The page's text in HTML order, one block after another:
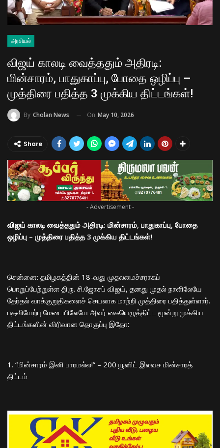
அரசியல்
விஜய் காலடி வைத்ததும் அதிரடி:
மின்சாரம், பாதுகாப்பு, போதை ஒழிப்பு –
முத்திரை பதித்த 3 முக்கிய திட்டங்கள்!
By Cholan News On May 10, 2026
Share
- Advertisement -
விஜய் காலடி வைத்ததும் அதிரடி: மின்சாரம், பாதுகாப்பு, போதை
ஒழிப்பு – முத்திரை பதித்த 3 முக்கிய திட்டங்கள்!
​சென்னை: தமிழகத்தின் 18-வது முதலமைச்சராகப்
பொறுப்பேற்றுள்ள திரு. சி.ஜோசப் விஜய், தனது முதல் நாளிலேயே
தேர்தல் வாக்குறுதிகளைச் செயலாக மாற்றி முத்திரை பதித்துள்ளார்.
பதவியேற்பு மேடையிலேயே அவர் கையெழுத்திட்ட மூன்று முக்கிய
திட்டங்களின் விரிவான தொகுப்பு இதோ:
​1. “மின்சாரம் இனி பாரமல்ல!” – 200 யூனிட் இலவச மின்சாரத்
திட்டம்